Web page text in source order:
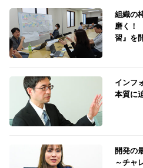
組織の
磨く！
習』を
インフ
本質に
開発の
～チャ